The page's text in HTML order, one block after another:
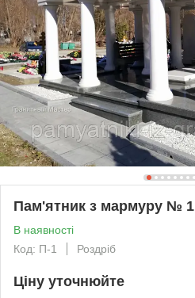
Пам'ятник з мармуру № 1
В наявності
Код: П-1
Роздріб
Ціну уточнюйте